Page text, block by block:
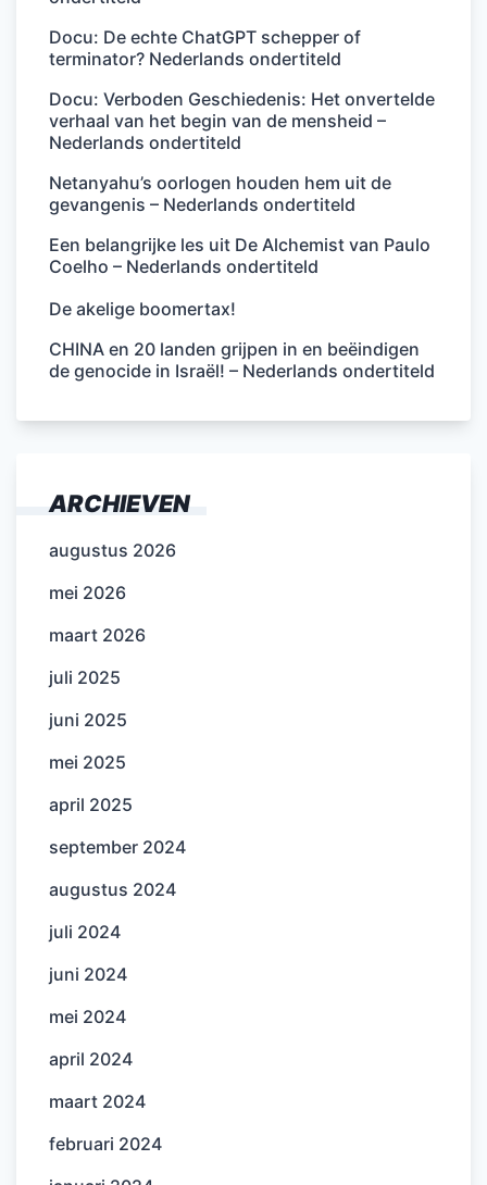
Docu: De echte ChatGPT schepper of
terminator? Nederlands ondertiteld
Docu: Verboden Geschiedenis: Het onvertelde
verhaal van het begin van de mensheid –
Nederlands ondertiteld
Netanyahu’s oorlogen houden hem uit de
gevangenis – Nederlands ondertiteld
Een belangrijke les uit De Alchemist van Paulo
Coelho – Nederlands ondertiteld
De akelige boomertax!
CHINA en 20 landen grijpen in en beëindigen
de genocide in Israël! – Nederlands ondertiteld
ARCHIEVEN
augustus 2026
mei 2026
maart 2026
juli 2025
juni 2025
mei 2025
april 2025
september 2024
augustus 2024
juli 2024
juni 2024
mei 2024
april 2024
maart 2024
februari 2024